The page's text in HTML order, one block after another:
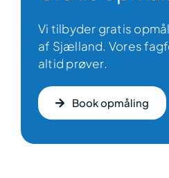
Vi tilbyder gratis
af Sjælland. Vores
altid prøver.
Book opmåling